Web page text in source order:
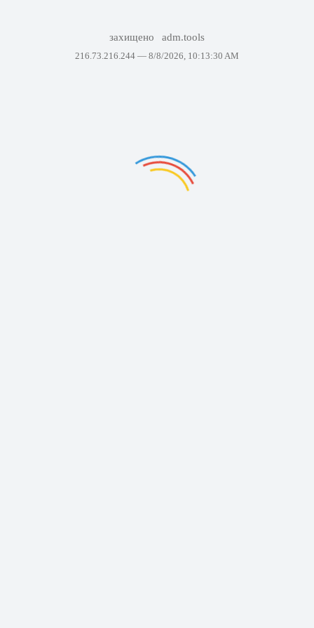
захищено adm.tools
216.73.216.244 — 8/8/2026, 10:13:30 AM